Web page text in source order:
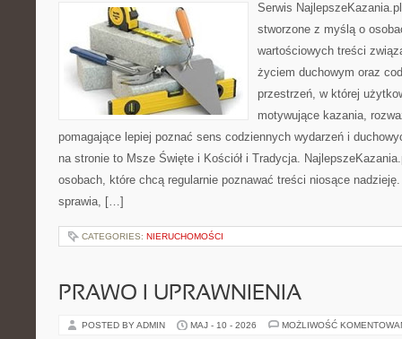
Serwis
stworzone z myślą o
wartościowych treści
życiem duchowym oraz
przestrzeń, w której
motywujące kazania,
pomagające lepiej poznać sens codziennych wydarzeń i
na stronie to Msze Święte i Kościół i Tradycja.
osobach, które chcą regularnie poznawać treści niosące nadzieję.
sprawia, […]
CATEGORIES: NIERUCHOMOŚCI
PRAWO I UPRAWNIENIA
POSTED BY ADMIN MAJ - 10 - 2026 MOŻLIWOŚĆ